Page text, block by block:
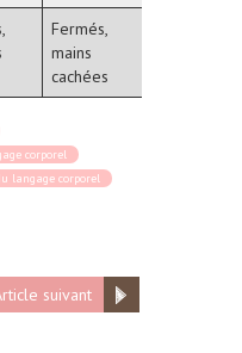
Fermés,
mains
cachées
corporel
langage corporel
suivant